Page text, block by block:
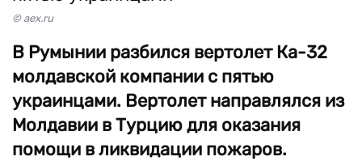
© aex.ru
В Румынии разбился вертолет Ка-32
молдавской компании с пятью
украинцами. Вертолет направлялся из
Молдавии в Турцию для оказания
помощи в ликвидации пожаров.